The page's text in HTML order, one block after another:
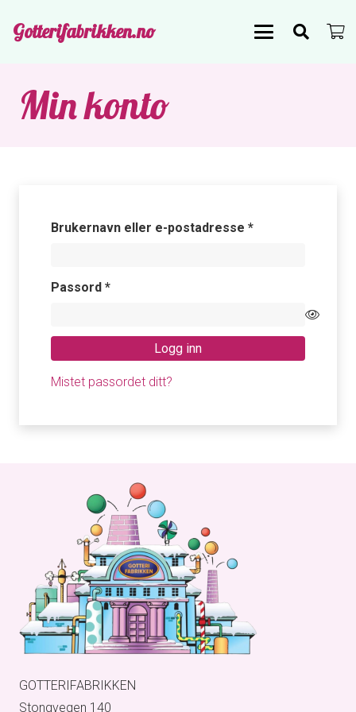
Gotterifabrikken.no
Min konto
Brukernavn eller e-postadresse *Påkrevd
Passord *Påkrevd
Logg inn
Mistet passordet ditt?
GOTTERIFABRIKKEN
Stongvegen 140